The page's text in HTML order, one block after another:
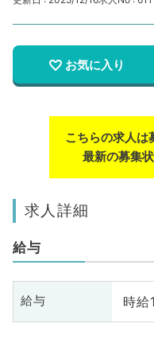
お気に入り
こちらの求人は
最新の募集
求人詳細
給与
給与 時